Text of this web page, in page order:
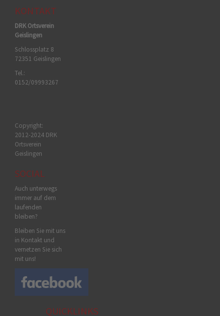
KONTAKT
DRK Ortsverein
Geislingen
Schlossplatz 8
72351 Geislingen
Tel.:
0152/09993267
Copyright:
2012-2024 DRK
Ortsverein
Geislingen
SOCIAL
Auch unterwegs
immer auf dem
laufenden
bleiben?
Bleiben Sie mit uns
in Kontakt und
vernetzen Sie sich
mit uns!
QUICKLINKS